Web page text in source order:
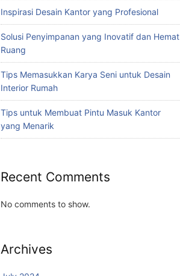
Inspirasi Desain Kantor yang Profesional
Solusi Penyimpanan yang Inovatif dan Hemat
Ruang
Tips Memasukkan Karya Seni untuk Desain
Interior Rumah
Tips untuk Membuat Pintu Masuk Kantor
yang Menarik
Recent Comments
No comments to show.
Archives